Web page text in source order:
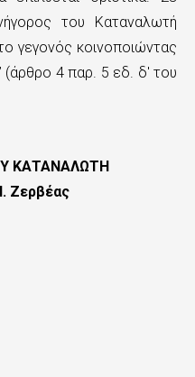
του Καταναλωτή
γεγονός κοινοποιώντας
(άρθρο 4 παρ. 5 εδ. δ' του
ΚΑΤΑΝΑΛΩΤΗ
Ζερβέας